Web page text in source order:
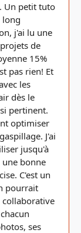
Un petit tuto
long
j'ai lu une
de
15%
pas rien! Et
les
dès le
pertinent.
optimiser
J'ai
jusqu'à
une bonne
C'est un
pourrait
collaborative
ses